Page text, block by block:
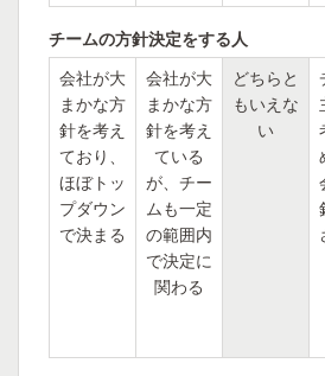
チームの方針決定をする人
会社が大
まかな方
針を考え
ており、
ほぼトッ
プダウン
で決まる
会社が大
まかな方
針を考え
ている
が、チー
ムも一定
の範囲内
で決定に
関わる
どちらと
もいえな
い